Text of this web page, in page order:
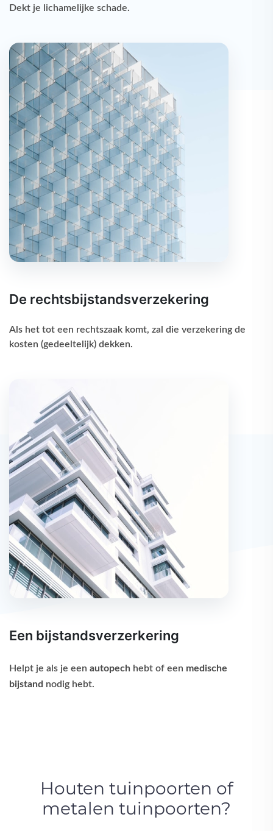
Dekt je lichamelijke schade.
De rechtsbijstandsverzekering
Als het tot een rechtszaak komt, zal die verzekering de
kosten (gedeeltelijk) dekken.
Een bijstandsverzerkering
Helpt je als je een autopech hebt of een medische
bijstand nodig hebt.
Houten tuinpoorten of
metalen tuinpoorten?